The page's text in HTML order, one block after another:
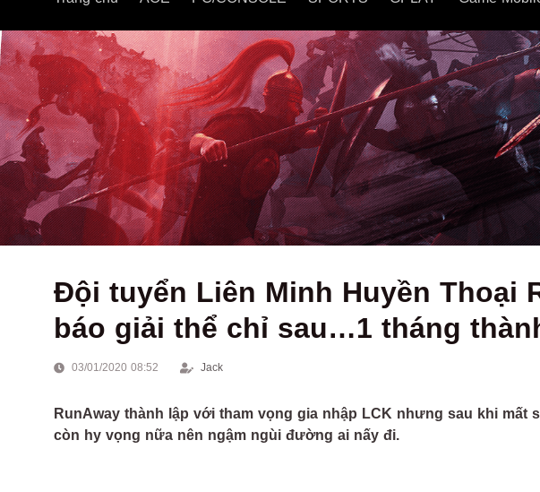
Đội tuyển Liên Minh Huyền Thoại
báo giải thể chỉ sau…1 tháng
03/01/2020 08:52 Jack
RunAway thành lập với tham vọng gia nhập LCK nhưng sau khi mất
còn hy vọng nữa nên ngậm ngùi đường ai nấy đi.